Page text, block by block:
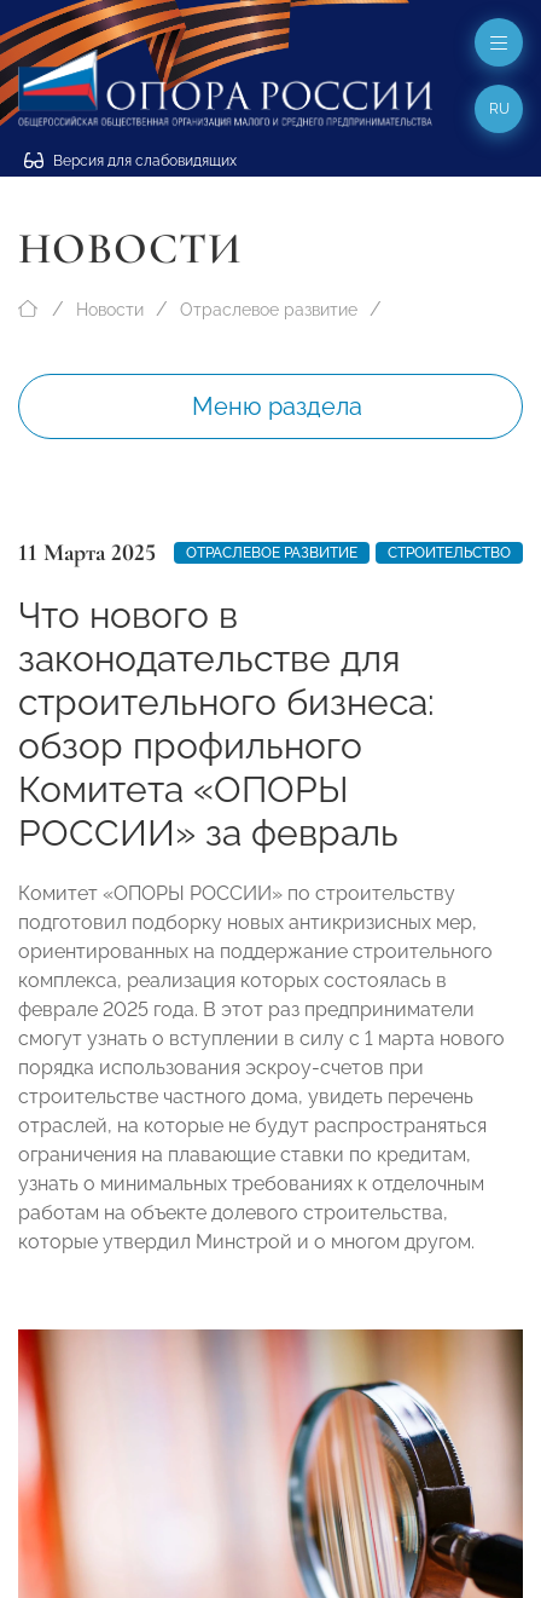
Версия для слабовидящих
RU
НОВОСТИ
Новости Отраслевое развитие
Меню раздела
11 Марта 2025 ОТРАСЛЕВОЕ РАЗВИТИЕ СТРОИТЕЛЬСТВО
Что нового в
законодательстве для
строительного бизнеса:
обзор профильного
Комитета «ОПОРЫ
РОССИИ» за февраль
Комитет «ОПОРЫ РОССИИ» по строительству
подготовил подборку новых антикризисных мер,
ориентированных на поддержание строительного
комплекса, реализация которых состоялась в
феврале 2025 года. В этот раз предприниматели
смогут узнать о вступлении в силу с 1 марта нового
порядка использования эскроу-счетов при
строительстве частного дома, увидеть перечень
отраслей, на которые не будут распространяться
ограничения на плавающие ставки по кредитам,
узнать о минимальных требованиях к отделочным
работам на объекте долевого строительства,
которые утвердил Минстрой и о многом другом.